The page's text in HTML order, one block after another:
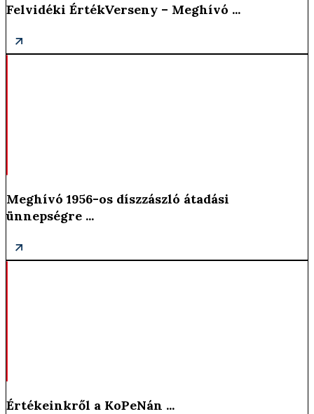
Felvidéki ÉrtékVerseny – Meghívó ...
Meghívó 1956-os díszzászló átadási
ünnepségre ...
Értékeinkről a KoPeNán ...